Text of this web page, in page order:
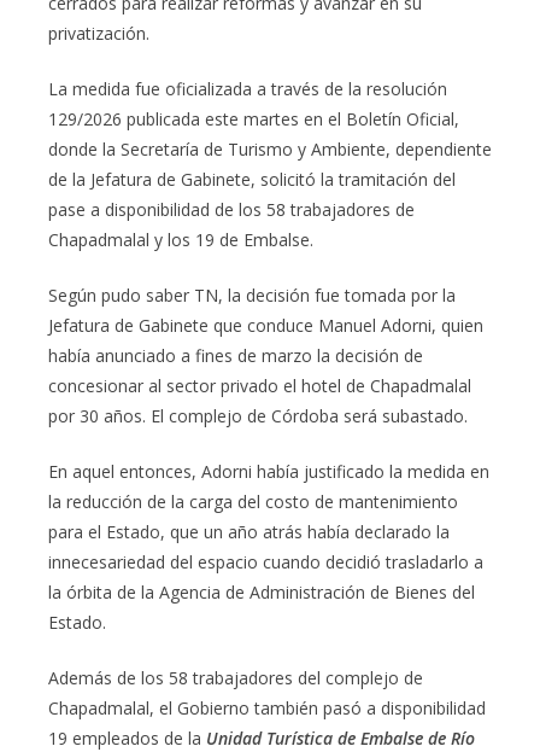
privatización.
La medida fue oficializada a través de la resolución
129/2026 publicada este martes en el Boletín Oficial,
donde la Secretaría de Turismo y Ambiente, dependiente
de la Jefatura de Gabinete, solicitó la tramitación del
pase a disponibilidad de los 58 trabajadores de
Chapadmalal y los 19 de Embalse.
Según pudo saber TN, la decisión fue tomada por la
Jefatura de Gabinete que conduce Manuel Adorni, quien
había anunciado a fines de marzo la decisión de
concesionar al sector privado el hotel de Chapadmalal
por 30 años. El complejo de Córdoba será subastado.
En aquel entonces, Adorni había justificado la medida en
la reducción de la carga del costo de mantenimiento
para el Estado, que un año atrás había declarado la
innecesariedad del espacio cuando decidió trasladarlo a
la órbita de la Agencia de Administración de Bienes del
Estado.
Además de los 58 trabajadores del complejo de
Chapadmalal, el Gobierno también pasó a disponibilidad
19 empleados de la Unidad Turística de Embalse de Río